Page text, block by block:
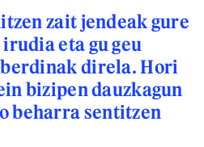
zait jendeak gure
eta gu geu
direla. Hori
bizipen dauzkagun
beharra sentitzen